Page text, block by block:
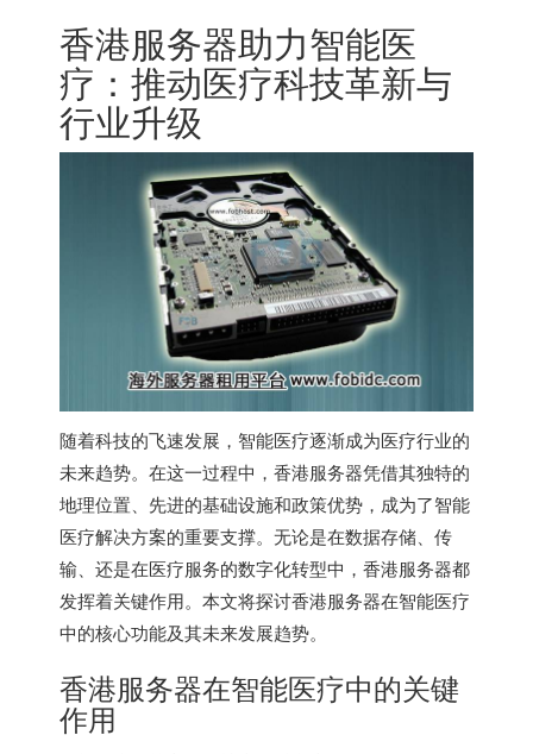
香港服务器助力智能医
疗：推动医疗科技革新与
行业升级
随着科技的飞速发展，智能医疗逐渐成为医疗行业的
未来趋势。在这一过程中， 香港服务器凭借其独特的
地理位置、先进的基础设施和政策优势，成为了智能
医疗解决方案的重要支撑。无论是在数据存储、传
输、还是在医疗服务的数字化转型中，香港服务器都
发挥着关键作用。本文将探讨香港服务器在智能医疗
中的核心功能及其未来发展趋势。
香港服务器在智能医疗中的关键
作用